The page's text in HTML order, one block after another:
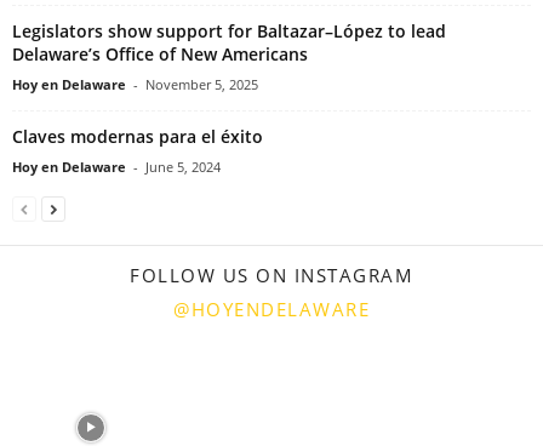
Legislators show support for Baltazar–López to lead
Delaware’s Office of New Americans
Hoy en Delaware - November 5, 2025
Claves modernas para el éxito
Hoy en Delaware - June 5, 2024
FOLLOW US ON INSTAGRAM
@HOYENDELAWARE